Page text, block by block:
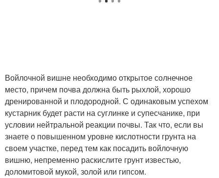
Войлочной вишне необходимо открытое солнечное
место, причем почва должна быть рыхлой, хорошо
дренированной и плодородной. С одинаковым успехом
кустарник будет расти на суглинке и супесчанике, при
условии нейтральной реакции почвы. Так что, если вы
знаете о повышенном уровне кислотности грунта на
своем участке, перед тем как посадить войлочную
вишню, непременно раскислите грунт известью,
доломитовой мукой, золой или гипсом.